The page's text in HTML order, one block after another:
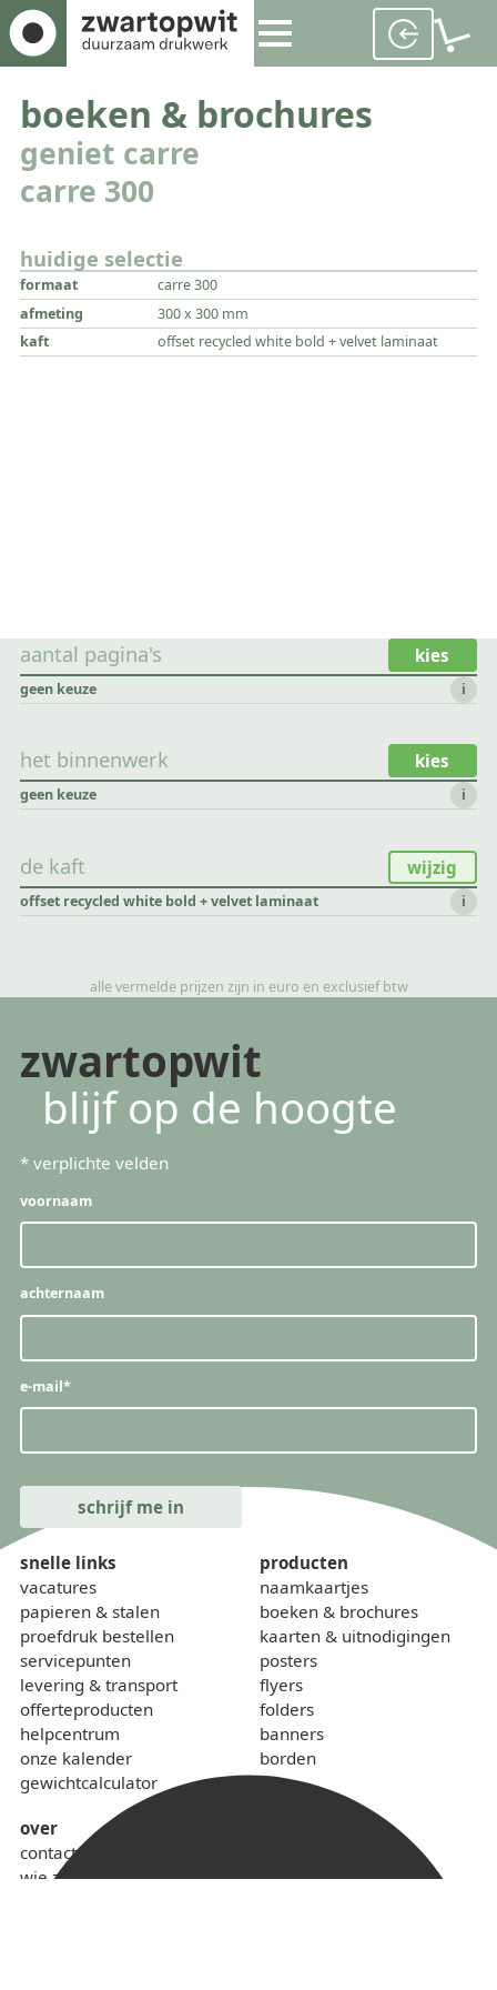
boeken & brochures
geniet carre
carre 300
huidige selectie
formaat
carre 300
afmeting
300 x 300 mm
kaft
offset recycled white bold + velvet laminaat
aantal pagina's kies
geen keuze i
het binnenwerk kies
geen keuze i
de kaft wijzig
offset recycled white bold + velvet laminaat i
alle vermelde prijzen zijn in euro en exclusief btw
zwartopwit
blijf op de hoogte
* verplichte velden
voornaam
achternaam
e-mail*
snelle links
vacatures
papieren & stalen
proefdruk bestellen
servicepunten
levering & transport
offerteproducten
helpcentrum
onze kalender
gewichtcalculator
over
contact
wie zijn we
producten
naamkaartjes
boeken & brochures
kaarten & uitnodigingen
posters
flyers
folders
banners
borden